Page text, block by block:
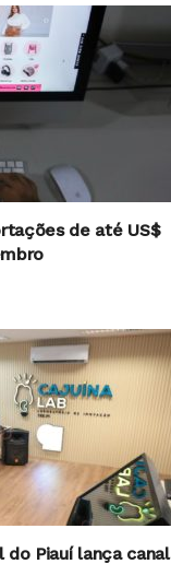
de até US$
Piauí lança canal